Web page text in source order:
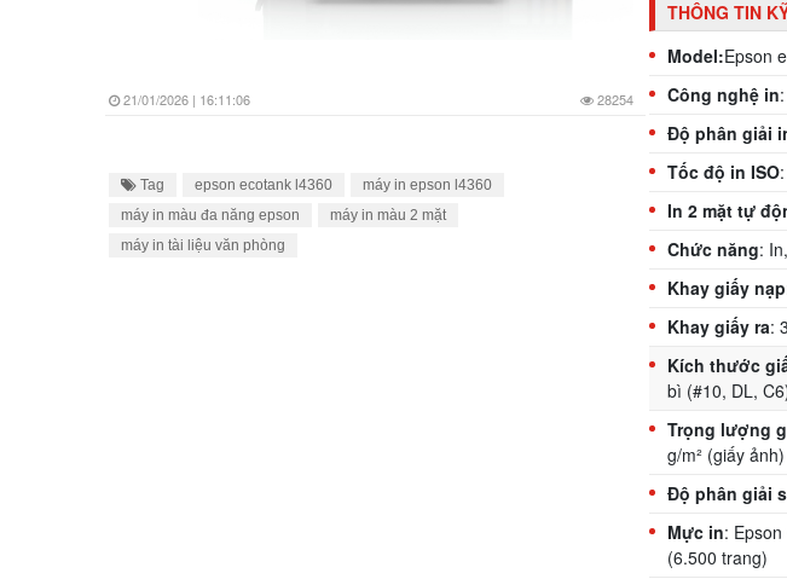
21/01/2026 | 16:11:06 28254
Tag epson ecotank l4360
máy in epson l4360
máy in màu đa năng epson
máy in màu 2 mặt
máy in tài liệu văn phòng
THÔNG TIN
Model:Epson
Công nghệ in
Độ phân giải
Tốc độ in ISO
In 2 mặt tự
Chức năng:
Khay giấy nạp
Khay giấy ra:
Kích thước
bì (#10, DL,
Trọng lượng
g/m² (giấy ảnh)
Độ phân giải
Mực in:
(6.500 trang)